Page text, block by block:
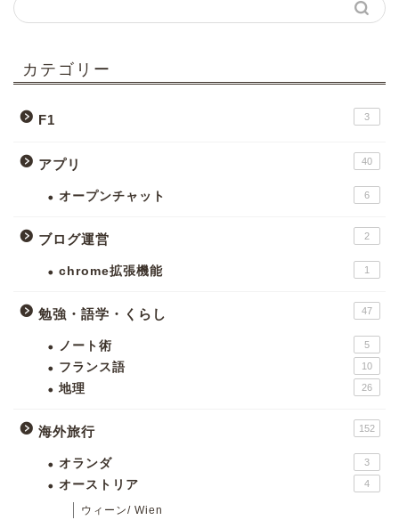
カテゴリー
F1 3
アプリ 40
オープンチャット 6
ブログ運営 2
chrome拡張機能 1
勉強・語学・くらし 47
ノート術 5
フランス語 10
地理 26
海外旅行 152
オランダ 3
オーストリア 4
ウィーン/ Wien